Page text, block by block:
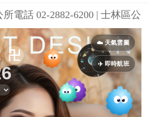
02-2882-6200 | 士林區公所
☁️ 天氣雲圖
✈️ 即時航班
卍
Next